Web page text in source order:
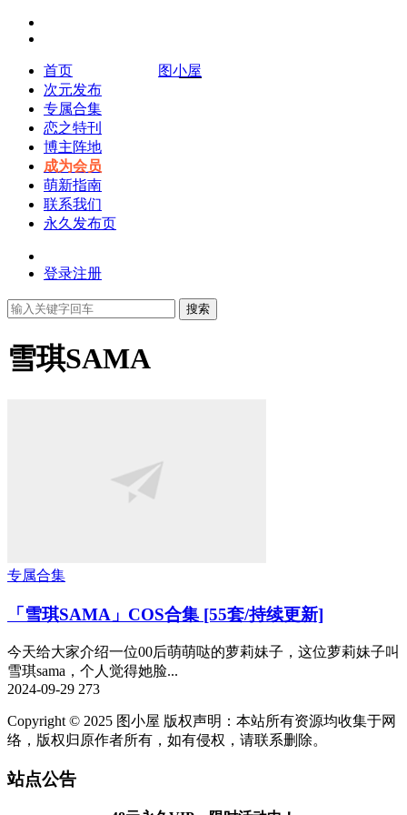
图小屋
首页
次元发布
专属合集
恋之特刊
博主阵地
成为会员
萌新指南
联系我们
永久发布页
登录注册
搜索
雪琪SAMA
专属合集
「雪琪SAMA」COS合集 [55套/持续更新]
今天给大家介绍一位00后萌萌哒的萝莉妹子，这位萝莉妹子叫
雪琪sama，个人觉得她脸...
2024-09-29 273
Copyright © 2025 图小屋 版权声明：本站所有资源均收集于网
络，版权归原作者所有，如有侵权，请联系删除。
站点公告